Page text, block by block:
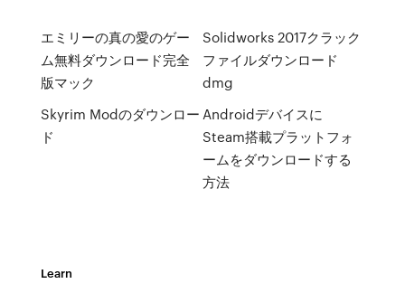
エミリーの真の愛のゲー
ム無料ダウンロード完全
版マック
Skyrim Modのダウンロー
ド
Solidworks 2017クラック
ファイルダウンロード
dmg
Androidデバイスに
Steam搭載プラットフォ
ームをダウンロードする
方法
Learn